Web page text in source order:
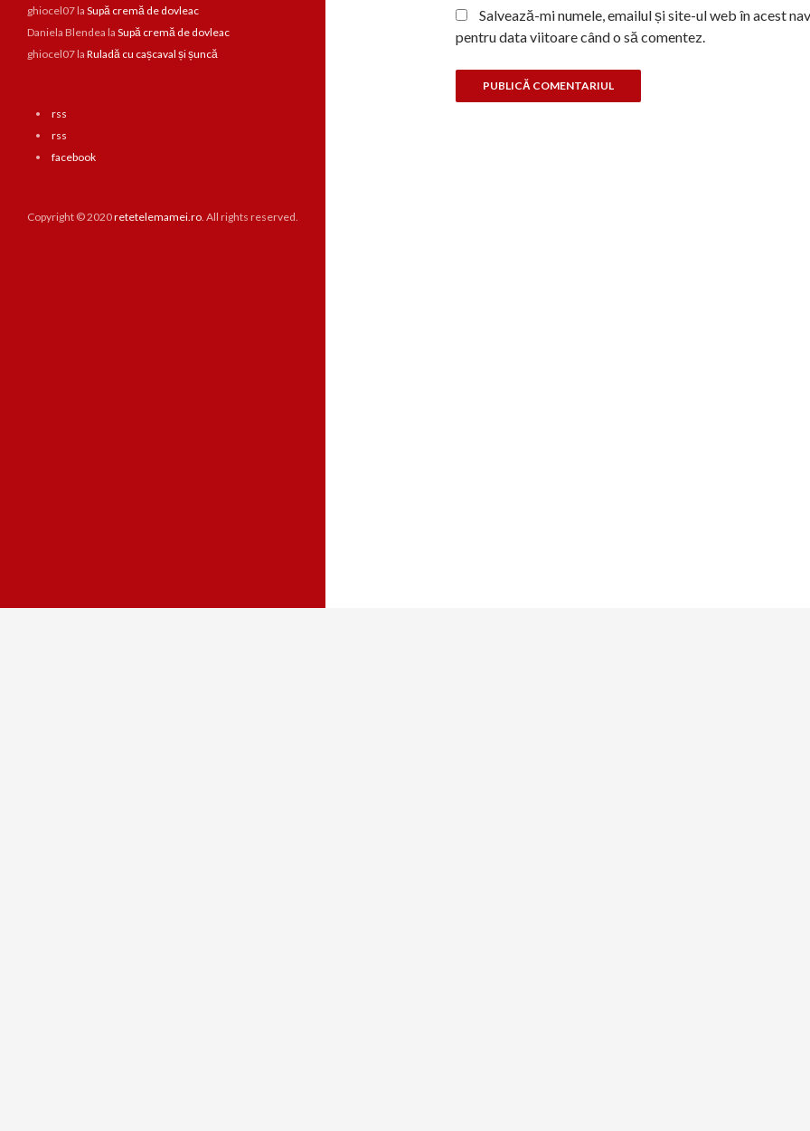
Salvează-mi numele, emailul și site-ul web în acest
pentru data viitoare când o să comentez.
ghiocel07la Supă cremă de dovleac
Daniela Blendea la Supă cremă de dovleac
ghiocel07la Ruladă cu cașcaval și șuncă
rss
rss
facebook
Copyright © 2020retetelemamei.ro. All rights reserved.